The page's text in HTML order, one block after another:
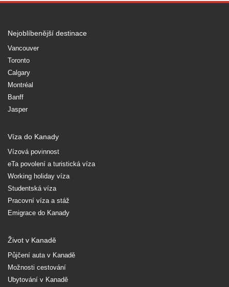
Nejoblíbenější destinace
Vancouver
Toronto
Calgary
Montréal
Banff
Jasper
Víza do Kanady
Vízová povinnost
eTa povolení a turistická víza
Working holiday víza
Studentská víza
Pracovní víza a stáž
Emigrace do Kanady
Život v Kanadě
Půjčení auta v Kanadě
Možnosti cestování
Ubytování v Kanadě